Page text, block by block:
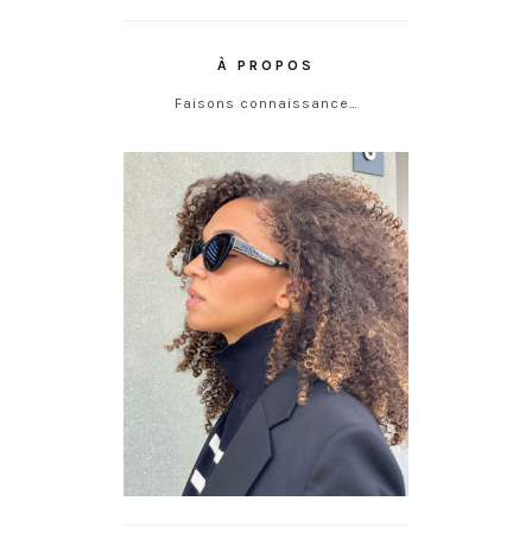
À PROPOS
Faisons connaissance…